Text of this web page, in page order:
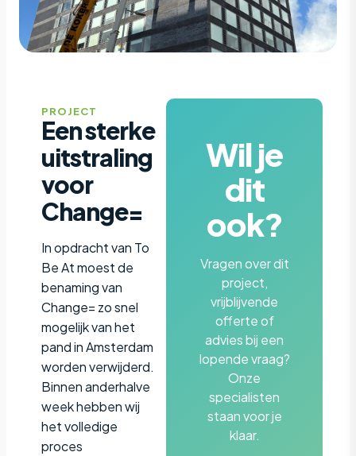
PROJECT
Een sterke
uitstraling
voor
Change=
In opdracht van To
Be At moest de
benaming van
Change= zo snel
mogelijk van het
pand in Amsterdam
worden verwijderd.
Binnen anderhalve
week hebben wij
het volledige
proces
Wil je
dit
ook?
Vragen over dit
project,
vrijblijvende
offerte of
advies bij een
lopende vraag?
Onze
specialisten
staan voor je
klaar.